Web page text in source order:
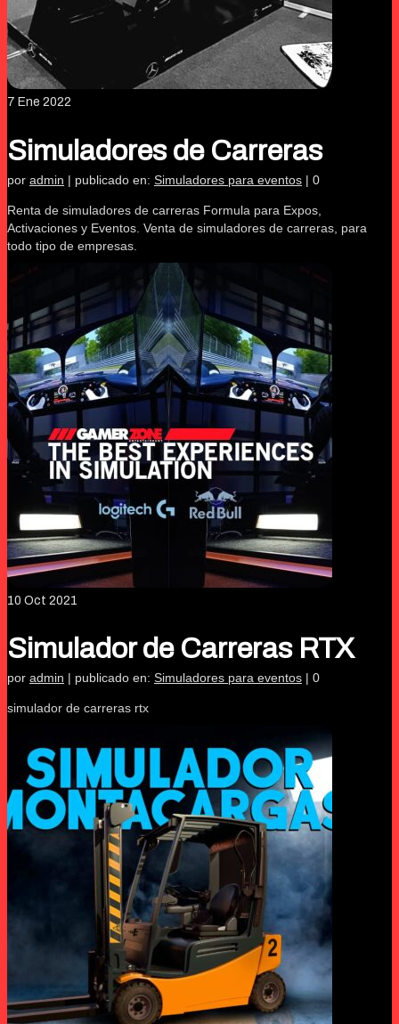
7 Ene 2022
Simuladores de Carreras
por admin | publicado en: Simuladores para eventos | 0
Renta de simuladores de carreras Formula para Expos,
Activaciones y Eventos. Venta de simuladores de carreras, para
todo tipo de empresas.
10 Oct 2021
Simulador de Carreras RTX
por admin | publicado en: Simuladores para eventos | 0
simulador de carreras rtx